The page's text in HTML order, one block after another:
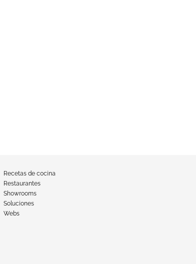
Recetas de cocina
Restaurantes
Showrooms
Soluciones
Webs